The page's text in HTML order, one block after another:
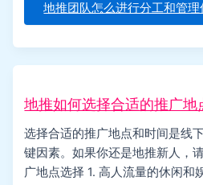
地推团队怎么进行分工和管理
地推如何选择合适的推广地
选择合适的推广地点和时间是线
键因素。如果你还是地推新人，
广地点选择 1. 高人流量的休闲和